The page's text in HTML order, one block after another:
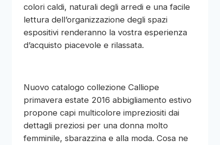
colori caldi, naturali degli arredi e una facile
lettura dell’organizzazione degli spazi
espositivi renderanno la vostra esperienza
d’acquisto piacevole e rilassata.
Nuovo catalogo collezione Calliope
primavera estate 2016 abbigliamento estivo
propone capi multicolore impreziositi dai
dettagli preziosi per una donna molto
femminile, sbarazzina e alla moda. Cosa ne